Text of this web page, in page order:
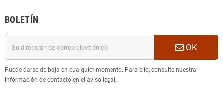
BOLETÍN
OK
Puede darse de baja en cualquier momento. Para ello, consulte nuestra
información de contacto en el aviso legal.